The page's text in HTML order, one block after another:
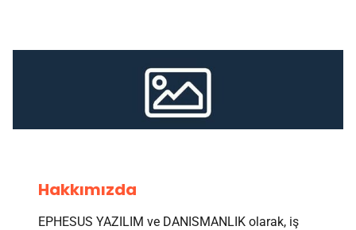
Hakkımızda
EPHESUS YAZILIM ve DANISMANLIK olarak, iş